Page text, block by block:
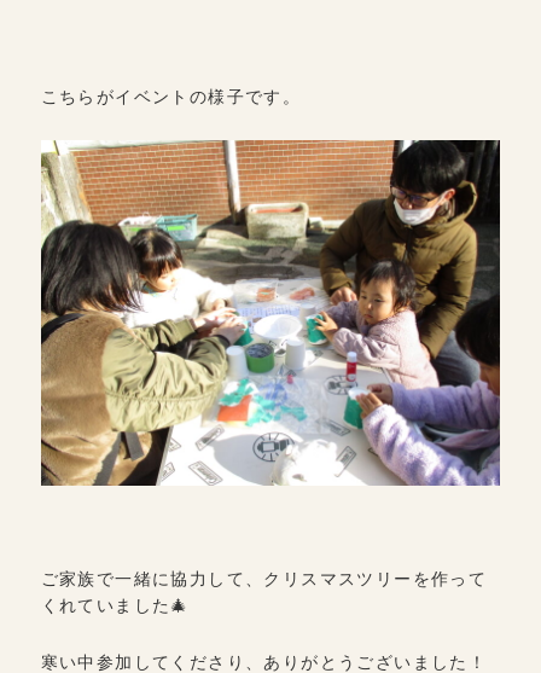
こちらがイベントの様子です。
ご家族で一緒に協力して、クリスマスツリーを作って
くれていました🎄
寒い中参加してくださり、ありがとうございました！